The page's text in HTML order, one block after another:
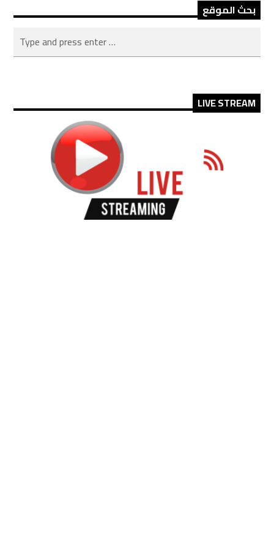
بحث الموقع
LIVE STREAM